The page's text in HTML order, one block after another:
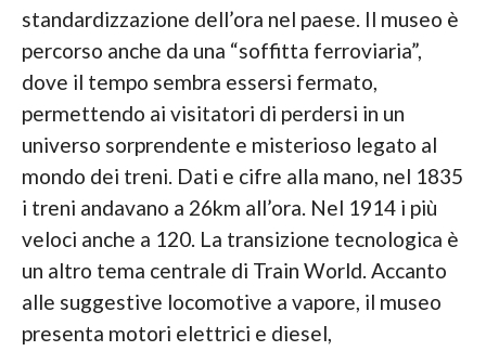
standardizzazione dell’ora nel paese. Il museo è
percorso anche da una “soffitta ferroviaria”,
dove il tempo sembra essersi fermato,
permettendo ai visitatori di perdersi in un
universo sorprendente e misterioso legato al
mondo dei treni. Dati e cifre alla mano, nel 1835
i treni andavano a 26km all’ora. Nel 1914 i più
veloci anche a 120. La transizione tecnologica è
un altro tema centrale di Train World. Accanto
alle suggestive locomotive a vapore, il museo
presenta motori elettrici e diesel,